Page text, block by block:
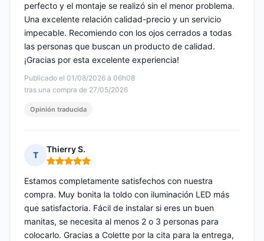
Publicado el 01/08/2026 à 06h08
tras una compra de 27/05/2026
perfecto y el montaje se realizó sin el menor problema.
Una excelente relación calidad-precio y un servicio
impecable. Recomiendo con los ojos cerrados a todas
las personas que buscan un producto de calidad.
¡Gracias por esta excelente experiencia!
Opinión traducida
T
Thierry S.
Nota: 5 de 5
Estamos completamente satisfechos con nuestra
compra. Muy bonita la toldo con iluminación LED más
que satisfactoria. Fácil de instalar si eres un buen
manitas, se necesita al menos 2 o 3 personas para
colocarlo. Gracias a Colette por la cita para la entrega,